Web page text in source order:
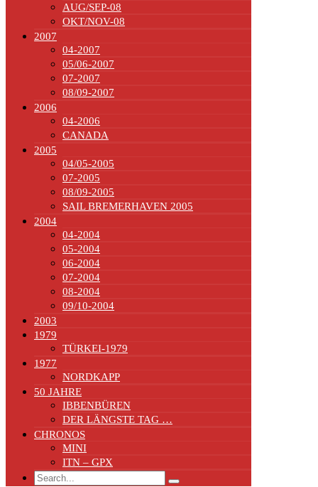
AUG/SEP-08
OKT/NOV-08
2007
04-2007
05/06-2007
07-2007
08/09-2007
2006
04-2006
CANADA
2005
04/05-2005
07-2005
08/09-2005
SAIL BREMERHAVEN 2005
2004
04-2004
05-2004
06-2004
07-2004
08-2004
09/10-2004
2003
1979
TÜRKEI-1979
1977
NORDKAPP
50 JAHRE
IBBENBÜREN
DER LÄNGSTE TAG …
CHRONOS
MINI
ITN – GPX